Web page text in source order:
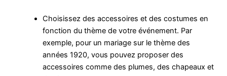
Choisissez des accessoires et des costumes en
fonction du thème de votre événement. Par
exemple, pour un mariage sur le thème des
années 1920, vous pouvez proposer des
accessoires comme des plumes, des chapeaux et